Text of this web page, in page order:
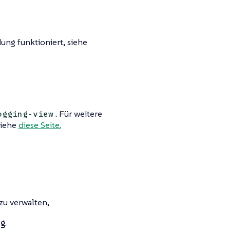
funktioniert, siehe
view. Für weitere
diese Seite.
zu verwalten,
.